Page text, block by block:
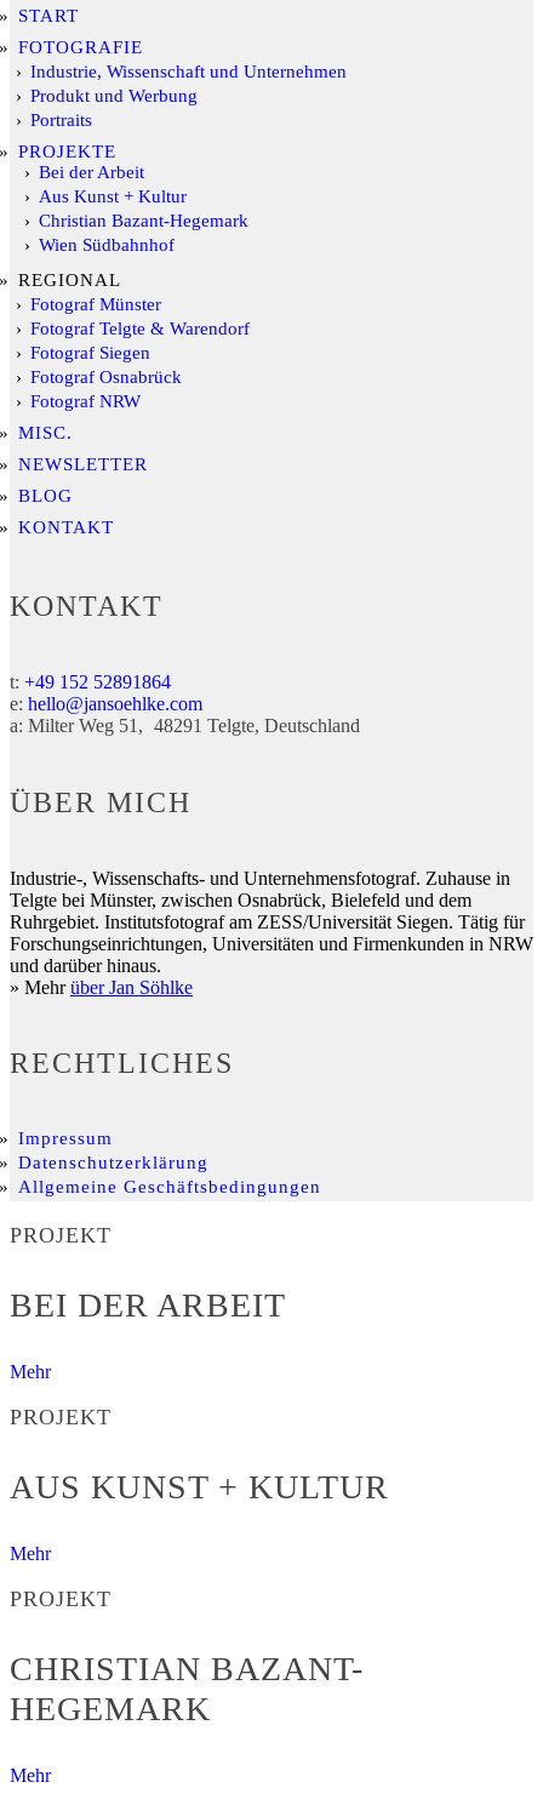
START
FOTOGRAFIE
Industrie, Wissenschaft und Unternehmen
Produkt und Werbung
Portraits
PROJEKTE
Bei der Arbeit
Aus Kunst + Kultur
Christian Bazant-Hegemark
Wien Südbahnhof
REGIONAL
Fotograf Münster
Fotograf Telgte & Warendorf
Fotograf Siegen
Fotograf Osnabrück
Fotograf NRW
MISC.
NEWSLETTER
BLOG
KONTAKT
KONTAKT
t: +49 152 52891864
e: hello@jansoehlke.com
a: Milter Weg 51 48291 Telgte Deutschland
ÜBER MICH
Industrie-, Wissenschafts- und Unternehmensfotograf. Zuhause in
Telgte bei Münster, zwischen Osnabrück, Bielefeld und dem
Ruhrgebiet. Institutsfotograf am ZESS/Universität Siegen. Tätig für
Forschungseinrichtungen, Universitäten und Firmenkunden in NRW
und darüber hinaus.
» Mehrüber Jan Söhlke
RECHTLICHES
Impressum
Datenschutzerklärung
Allgemeine Geschäftsbedingungen
PROJEKT
BEI DER ARBEIT
Mehr
PROJEKT
AUS KUNST + KULTUR
Mehr
PROJEKT
CHRISTIAN BAZANT-
HEGEMARK
Mehr